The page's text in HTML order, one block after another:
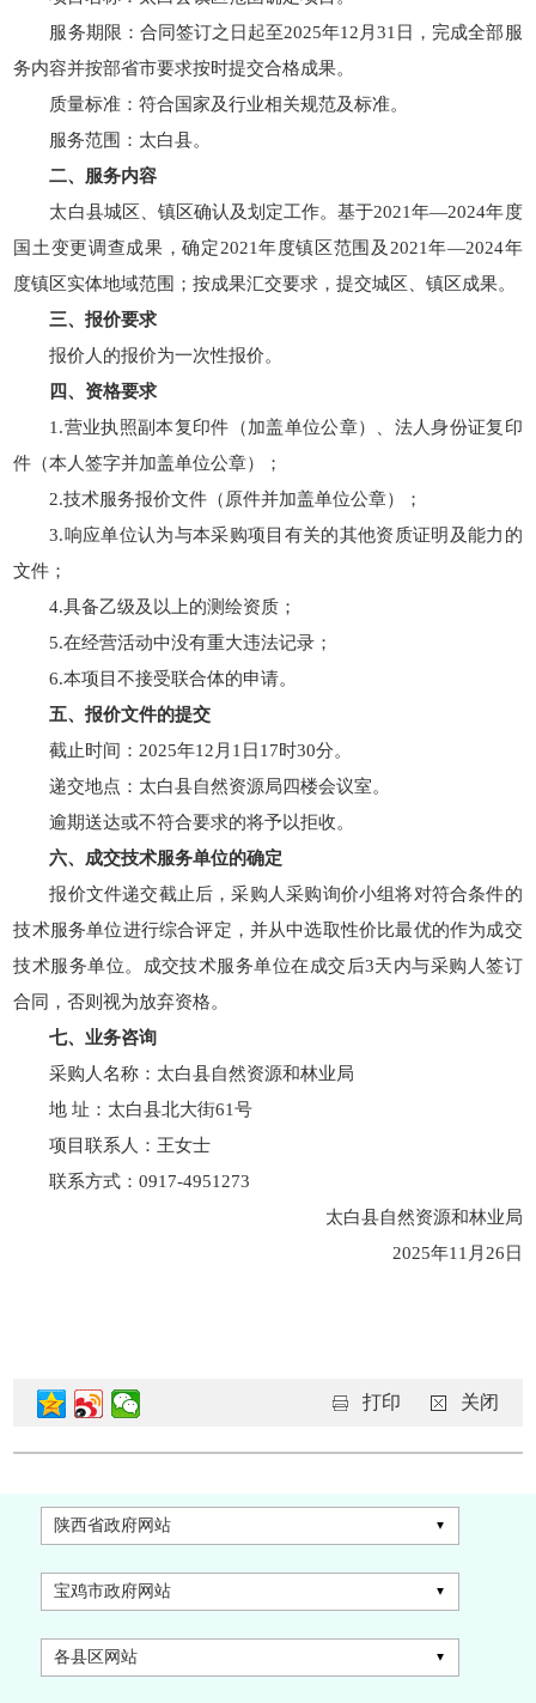
服务期限：合同签订之日起至2025年12月31日，完成全部服
务内容并按部省市要求按时提交合格成果。
质量标准：符合国家及行业相关规范及标准。
服务范围：太白县。
二、服务内容
太白县城区、镇区确认及划定工作。基于2021年—2024年度
国土变更调查成果，确定2021年度镇区范围及2021年—2024年
度镇区实体地域范围；按成果汇交要求，提交城区、镇区成果。
三、报价要求
报价人的报价为一次性报价。
四、资格要求
1.营业执照副本复印件（加盖单位公章）、法人身份证复印
件（本人签字并加盖单位公章）；
2.技术服务报价文件（原件并加盖单位公章）；
3.响应单位认为与本采购项目有关的其他资质证明及能力的
文件；
4.具备乙级及以上的测绘资质；
5.在经营活动中没有重大违法记录；
6.本项目不接受联合体的申请。
五、报价文件的提交
截止时间：2025年12月1日17时30分。
递交地点：太白县自然资源局四楼会议室。
逾期送达或不符合要求的将予以拒收。
六、成交技术服务单位的确定
报价文件递交截止后，采购人采购询价小组将对符合条件的
技术服务单位进行综合评定，并从中选取性价比最优的作为成交
技术服务单位。成交技术服务单位在成交后3天内与采购人签订
合同，否则视为放弃资格。
七、业务咨询
采购人名称：太白县自然资源和林业局
地 址：太白县北大街61号
项目联系人：王女士
联系方式：0917-4951273
太白县自然资源和林业局
2025年11月26日
打印 关闭
陕西省政府网站
宝鸡市政府网站
各县区网站